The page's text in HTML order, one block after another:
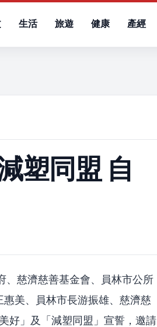
生活 旅遊 健康 產經
塑同盟 自
、慈濟慈善基金會、員林市公所
美、員林市長游振雄、慈濟慈
好」及「減塑同盟」宣誓，邀請